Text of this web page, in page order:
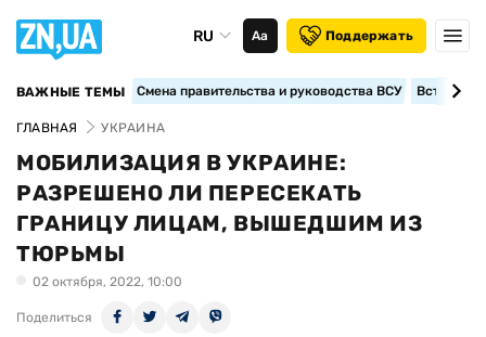
RU Аа Поддержать
ВАЖНЫЕ ТЕМЫ Смена правительства и руководства ВСУ
ГЛАВНАЯ УКРАИНА
МОБИЛИЗАЦИЯ В УКРАИНЕ:
РАЗРЕШЕНО ЛИ ПЕРЕСЕКАТЬ
ГРАНИЦУ ЛИЦАМ, ВЫШЕДШИМ ИЗ
ТЮРЬМЫ
02 октября, 2022, 10:00
Поделиться